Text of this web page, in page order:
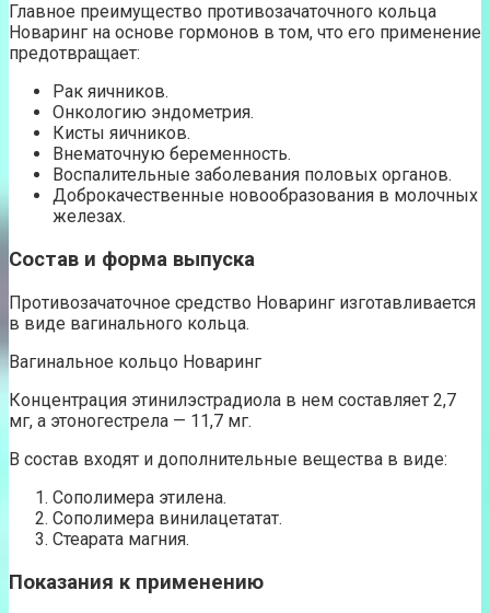
Главное преимущество противозачаточного кольца
Новаринг на основе гормонов в том, что его применение
предотвращает:
Рак яичников.
Онкологию эндометрия.
Кисты яичников.
Внематочную беременность.
Воспалительные заболевания половых органов.
Доброкачественные новообразования в молочных
железах.
Состав и форма выпуска
Противозачаточное средство Новаринг изготавливается
в виде вагинального кольца.
Вагинальное кольцо Новаринг
Концентрация этинилэстрадиола в нем составляет 2,7
мг, а этоногестрела — 11,7 мг.
В состав входят и дополнительные вещества в виде:
Сополимера этилена.
Сополимера винилацетатат.
Стеарата магния.
Показания к применению